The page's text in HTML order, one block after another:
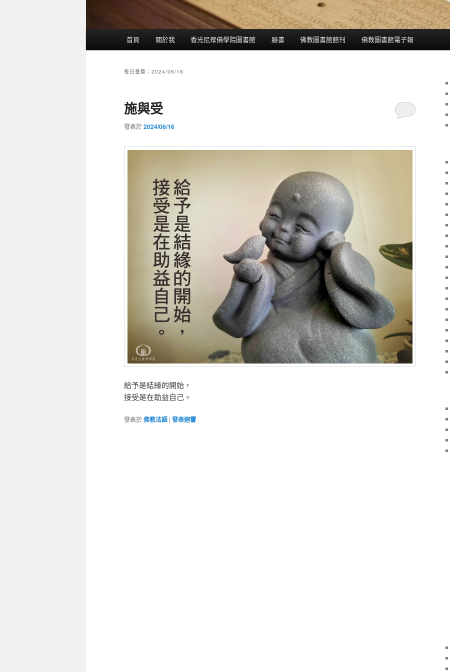
跳到主內容
跳到第二內容
首頁 關於我 香光尼眾佛學院圖書館 臉書 佛教圖書館館刊 佛教圖書館電子報
每日彙整： 2024/06/16
施與受
發表於2024/06/16
給予是結緣的開始，
接受是在助益自己。
發表於佛教法語 | 發表迴響